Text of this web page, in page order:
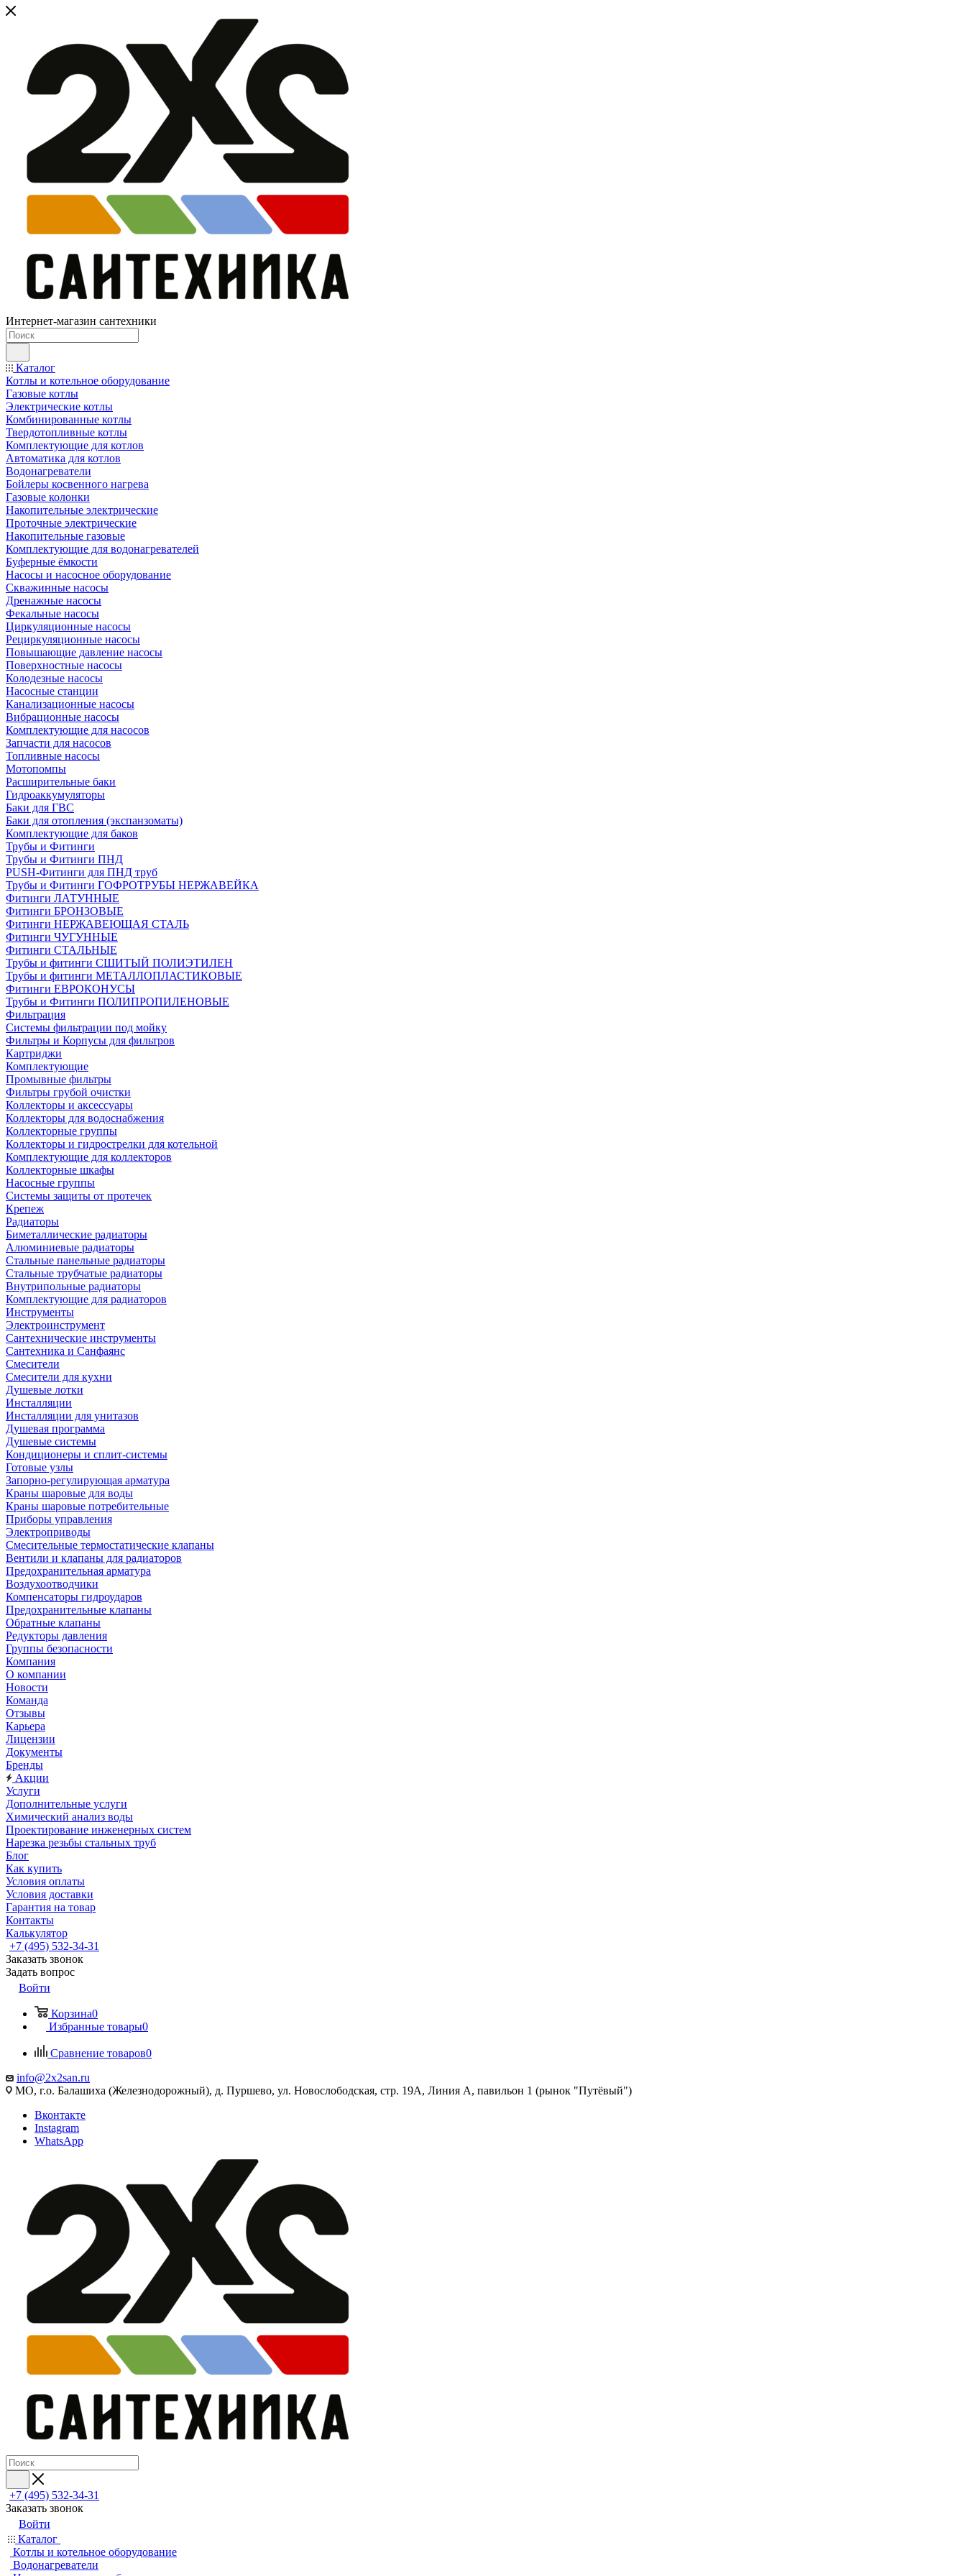
Интернет-магазин сантехники
Каталог
Котлы и котельное оборудование
Газовые котлы
Электрические котлы
Комбинированные котлы
Твердотопливные котлы
Комплектующие для котлов
Автоматика для котлов
Водонагреватели
Бойлеры косвенного нагрева
Газовые колонки
Накопительные электрические
Проточные электрические
Накопительные газовые
Комплектующие для водонагревателей
Буферные ёмкости
Насосы и насосное оборудование
Скважинные насосы
Дренажные насосы
Фекальные насосы
Циркуляционные насосы
Рециркуляционные насосы
Повышающие давление насосы
Поверхностные насосы
Колодезные насосы
Насосные станции
Канализационные насосы
Вибрационные насосы
Комплектующие для насосов
Запчасти для насосов
Топливные насосы
Мотопомпы
Расширительные баки
Гидроаккумуляторы
Баки для ГВС
Баки для отопления (экспанзоматы)
Комплектующие для баков
Трубы и Фитинги
Трубы и Фитинги ПНД
PUSH-Фитинги для ПНД труб
Трубы и Фитинги ГОФРОТРУБЫ НЕРЖАВЕЙКА
Фитинги ЛАТУННЫЕ
Фитинги БРОНЗОВЫЕ
Фитинги НЕРЖАВЕЮЩАЯ СТАЛЬ
Фитинги ЧУГУННЫЕ
Фитинги СТАЛЬНЫЕ
Трубы и фитинги СШИТЫЙ ПОЛИЭТИЛЕН
Трубы и фитинги МЕТАЛЛОПЛАСТИКОВЫЕ
Фитинги ЕВРОКОНУСЫ
Трубы и Фитинги ПОЛИПРОПИЛЕНОВЫЕ
Фильтрация
Системы фильтрации под мойку
Фильтры и Корпусы для фильтров
Картриджи
Комплектующие
Промывные фильтры
Фильтры грубой очистки
Коллекторы и аксессуары
Коллекторы для водоснабжения
Коллекторные группы
Коллекторы и гидрострелки для котельной
Комплектующие для коллекторов
Коллекторные шкафы
Насосные группы
Системы защиты от протечек
Крепеж
Радиаторы
Биметаллические радиаторы
Алюминиевые радиаторы
Стальные панельные радиаторы
Стальные трубчатые радиаторы
Внутрипольные радиаторы
Комплектующие для радиаторов
Инструменты
Электроинструмент
Сантехнические инструменты
Сантехника и Санфаянс
Смесители
Смесители для кухни
Душевые лотки
Инсталляции
Инсталляции для унитазов
Душевая программа
Душевые системы
Кондиционеры и сплит-системы
Готовые узлы
Запорно-регулирующая арматура
Краны шаровые для воды
Краны шаровые потребительные
Приборы управления
Электроприводы
Смесительные термостатические клапаны
Вентили и клапаны для радиаторов
Предохранительная арматура
Воздухоотводчики
Компенсаторы гидроударов
Предохранительные клапаны
Обратные клапаны
Редукторы давления
Группы безопасности
Компания
О компании
Новости
Команда
Отзывы
Карьера
Лицензии
Документы
Бренды
Акции
Услуги
Дополнительные услуги
Химический анализ воды
Проектирование инженерных систем
Нарезка резьбы стальных труб
Блог
Как купить
Условия оплаты
Условия доставки
Гарантия на товар
Контакты
Калькулятор
+7 (495) 532‑34‑31
Заказать звонок
Задать вопрос
Войти
Корзина0
Избранные товары0
Сравнение товаров0
info@2x2san.ru
МО, г.о. Балашиха (Железнодорожный), д. Пуршево, ул. Новослободская, стр. 19А, Линия А, павильон 1 (рынок "Путёвый")
Вконтакте
Instagram
WhatsApp
+7 (495) 532‑34‑31
Заказать звонок
Войти
Каталог
Котлы и котельное оборудование
Водонагреватели